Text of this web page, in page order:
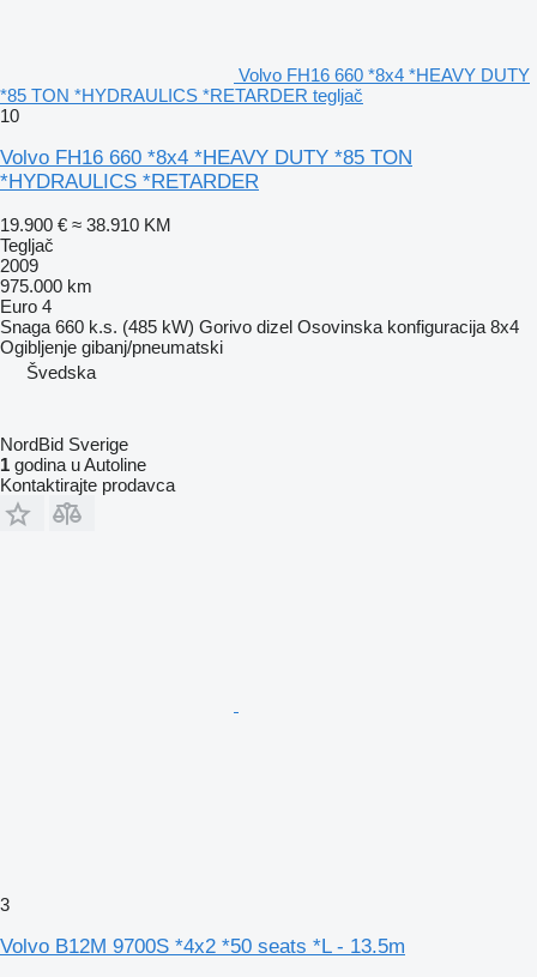
Volvo FH16 660 *8x4 *HEAVY DUTY
*85 TON *HYDRAULICS *RETARDER tegljač
10
Volvo FH16 660 *8x4 *HEAVY DUTY *85 TON
*HYDRAULICS *RETARDER
19.900 € ≈ 38.910 KM
Tegljač
2009
975.000 km
Euro 4
Snaga 660 k.s. (485 kW) Gorivo dizel Osovinska konfiguracija 8x4
Ogibljenje gibanj/pneumatski
Švedska
NordBid Sverige
1 godina u Autoline
Kontaktirajte prodavca
3
Volvo B12M 9700S *4x2 *50 seats *L - 13.5m